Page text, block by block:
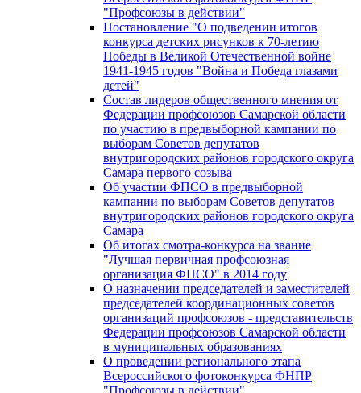
"Профсоюзы в действии"
Постановление "О подведении итогов
конкурса детских рисунков к 70-летию
Победы в Великой Отечественной войне
1941-1945 годов "Война и Победа глазами
детей"
Состав лидеров общественного мнения от
Федерации профсоюзов Самарской области
по участию в предвыборной кампании по
выборам Советов депутатов
внутригородских районов городского округа
Самара первого созыва
Об участии ФПСО в предвыборной
кампании по выборам Советов депутатов
внутригородских районов городского округа
Самара
Об итогах смотра-конкурса на звание
"Лучшая первичная профсоюзная
организация ФПСО" в 2014 году
О назначении председателей и заместителей
председателей координационных советов
организаций профсоюзов - представительств
Федерации профсоюзов Самарской области
в муниципальных образованиях
О проведении регионального этапа
Всероссийского фотоконкурса ФНПР
"Профсоюзы в действии"